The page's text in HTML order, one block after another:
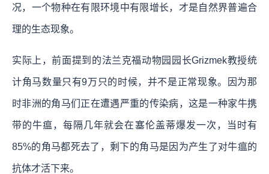
况，一个物种在有限环境中有限增长，才是自然界普遍合
理的生态现象。
实际上，前面提到的法兰克福动物园园长Grizmek教授统
计角马数量只有9万只的时候，并不是正常现象。因为那
时非洲的角马们正在遭遇严重的传染病，这是一种家牛携
带的牛瘟，每隔几年就会在塞伦盖蒂爆发一次，当时有
85%的角马都死去了，剩下的角马是因为产生了对牛瘟的
抗体才活下来。